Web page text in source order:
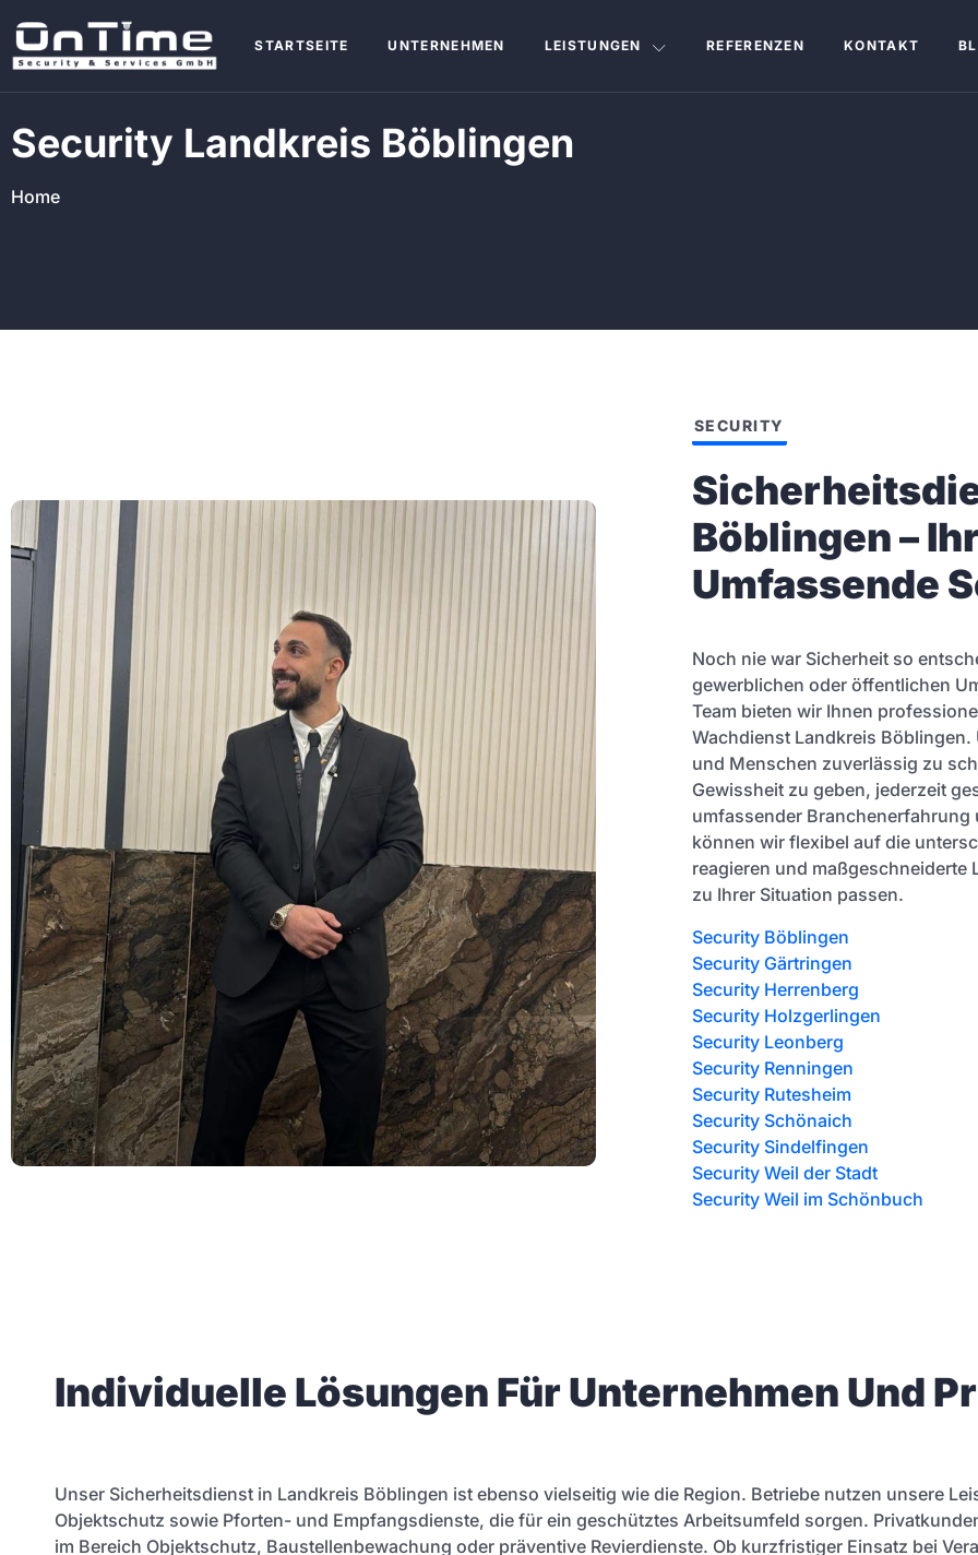
STARTSEITE UNTERNEHMEN LEISTUNGEN REFERENZEN KONTAKT
Security Landkreis Böblingen
Home
SECURITY
Böblingen –
Umfassende
Noch nie war Sicherheit so
gewerblichen oder öffentlichen
Team bieten wir Ihnen
Wachdienst Landkreis Böblingen.
und Menschen zuverlässig zu
Gewissheit zu geben, jederzeit
umfassender
können wir flexibel auf die
reagieren und maßgeschneiderte
zu Ihrer Situation passen.
Security Böblingen
Security Gärtringen
Security Herrenberg
Security Holzgerlingen
Security Leonberg
Security Renningen
Security Rutesheim
Security Schönaich
Security Sindelfingen
Security Weil der Stadt
Security Weil im Schönbuch
Individuelle Lösungen Für Unternehmen Und
Unser Sicherheitsdienst in Landkreis Böblingen ist ebenso vielseitig wie die Region. Betriebe nutzen unsere
Objektschutz sowie Pforten- und Empfangsdienste, die für ein geschütztes Arbeitsumfeld sorgen.
im Bereich Objektschutz, Baustellenbewachung oder präventive Revierdienste. Ob kurzfristiger Einsatz bei